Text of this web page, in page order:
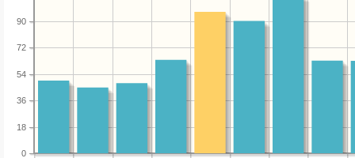
0
18
36
54
72
90